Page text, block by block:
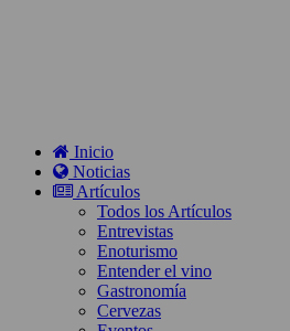
Inicio
Noticias
Artículos
Todos los Artículos
Entrevistas
Enoturismo
Entender el vino
Gastronomía
Cervezas